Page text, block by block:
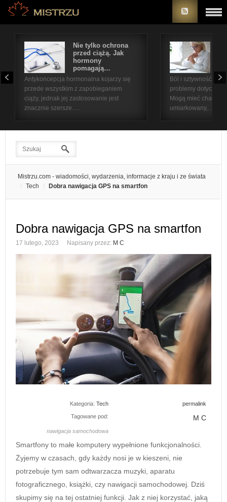
Nie tylko ochrona
przed ciążą. Jak
hormony
pomagają…
Antykoncepcja hormonalna kojarzy się
przede wszystkim z zapobieganiem
ciąży, jednak jej zastosowanie jest
znacznie szersze.…
Ból i sztywność
problemy
Mogą mieć
umiarkowany,…
Mistrzu.com - wiadomości, wydarzenia, informacje z kraju i ze świata
Tech
Dobra nawigacja GPS na smartfon
Dobra nawigacja GPS na smartfon
17 lutego, 2023 Napisany przez: M C
Kategoria: Tech permalink
Tagowane pod:
nawigacja samochodowa
M C
Smartfony to małe komputery wypełnione funkcjonalności.
Żyjemy w czasach, gdy każdy nosi je w kieszeni, nie
potrzebuje tym sam odtwarzacza muzyki, aparatu
fotograficznego, książki, czy nawigacji samochodowej. Dziś
skupimy się na tej ostatniej funkcji. Jak z niej korzystać, jaką